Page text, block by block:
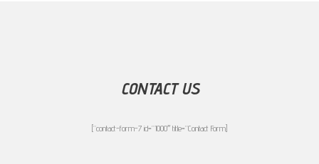
CONTACT US
[contact-form-7 id=”1000″ title=”Contact Form”]